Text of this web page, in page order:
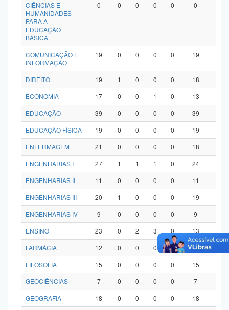
CIÊNCIAS E
HUMANIDADES
PARA A
EDUCAÇÃO
BÁSICA
0 0 0 0 0 0
COMUNICAÇÃO E
INFORMAÇÃO
19 0 0 0 0 19
DIREITO 19 1 0 0 0 18
ECONOMIA
17 0 0 1 0 13
EDUCAÇÃO
39 0 0 0 0 39
EDUCAÇÃO FÍSICA
19 0 0 0 0 19
ENFERMAGEM
21 0 0 0 0 18
ENGENHARIAS I
27 1 1 1 0 24
ENGENHARIAS II
11 0 0 0 0 11
ENGENHARIAS III
20 1 0 0 0 19
ENGENHARIAS IV
9 0 0 0 0 9
ENSINO
23 0 2 3 0 13
FARMÁCIA
12 0 0 0 0 12
FILOSOFIA
15 0 0 0 0 15
GEOCIÊNCIAS
7 0 0 0 0 7
GEOGRAFIA
18 0 0 0 0 18